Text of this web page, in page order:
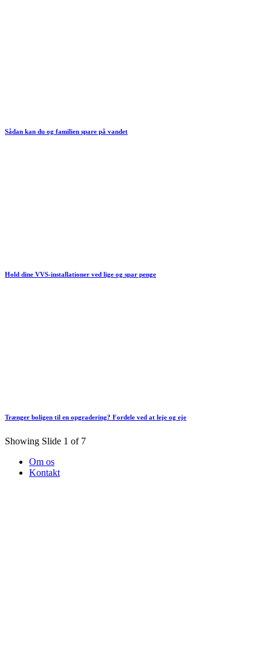
Sådan kan du og familien spare på vandet
Hold dine VVS-installationer ved lige og spar penge
Trænger boligen til en opgradering? Fordele ved at leje og eje
Showing Slide 1 of 7
Om os
Kontakt